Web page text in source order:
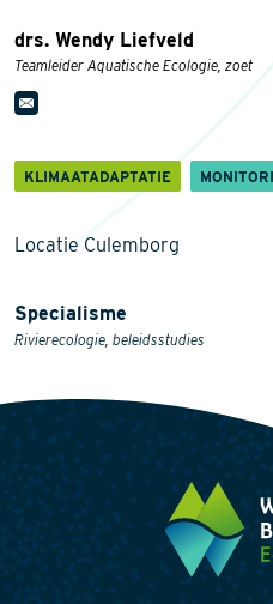
drs. Wendy Liefveld
Teamleider Aquatische Ecologie, zoet
KLIMAATADAPTATIE
Locatie Culemborg
Specialisme
Rivierecologie, beleidsstudies